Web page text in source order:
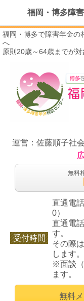
福岡・博多障
福岡・博多で障害年金の
へ
原則20歳～64歳までが対
運営：佐藤順子社
無料
受付時間
直通電
0）
直通電
す。
その際
します。
※面談
ます。
無料